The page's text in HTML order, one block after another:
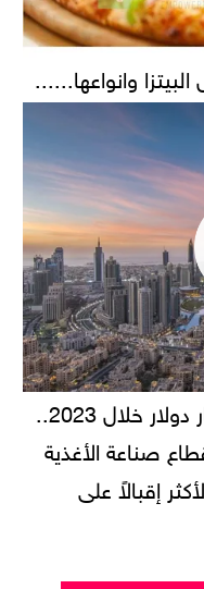
وانواعها......
حجم استثمارات يصل لـ 94 مليار دولار خلال 2023..
صناعة الأغذية
إقبالاً على